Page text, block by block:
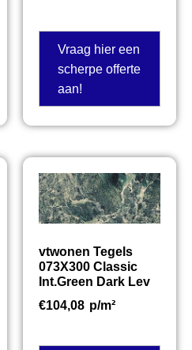
Vraag hier een
scherpe offerte
aan!
vtwonen Tegels
073X300 Classic
Int.Green Dark Lev
€104,08 p/m²